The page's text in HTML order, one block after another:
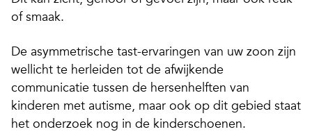
of smaak.
De asymmetrische tast-ervaringen van uw zoon zijn
wellicht te herleiden tot de afwijkende
communicatie tussen de hersenhelften van
kinderen met autisme, maar ook op dit gebied staat
het onderzoek nog in de kinderschoenen.